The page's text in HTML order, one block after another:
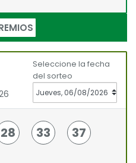
Seleccione la fecha
del sorteo
28 33 37